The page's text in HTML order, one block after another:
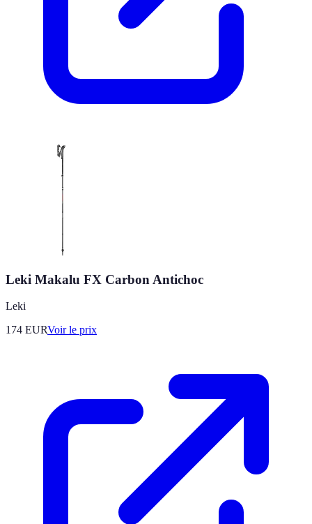
Leki Makalu FX Carbon Antichoc
Leki
174 EURVoir le prix